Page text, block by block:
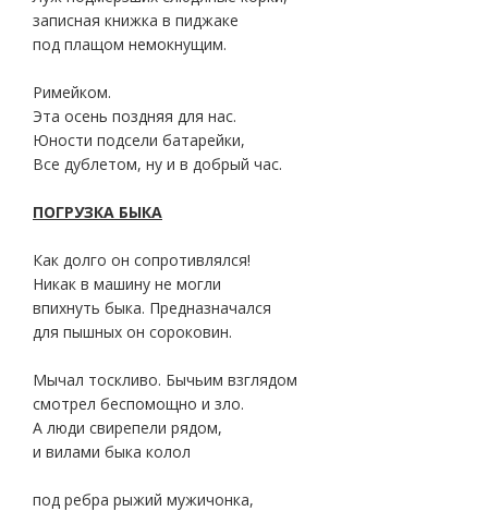
записная книжка в пиджаке
под плащом немокнущим.
Римейком.
Эта осень поздняя для нас.
Юности подсели батарейки,
Все дублетом, ну и в добрый час.
ПОГРУЗКА БЫКА
Как долго он сопротивлялся!
Никак в машину не могли
впихнуть быка. Предназначался
для пышных он сороковин.
Мычал тоскливо. Бычьим взглядом
смотрел беспомощно и зло.
А люди свирепели рядом,
и вилами быка колол
под ребра рыжий мужичонка,